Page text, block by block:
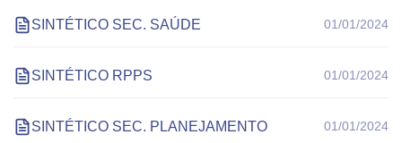
SINTÉTICO SEC. SAÚDE 01/01/2024
SINTÉTICO RPPS 01/01/2024
SINTÉTICO SEC. PLANEJAMENTO 01/01/2024